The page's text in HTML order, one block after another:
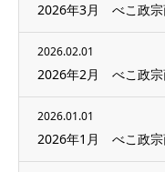
2026年3月 べこ政宗
2026.02.01
2026年2月 べこ政宗
2026.01.01
2026年1月 べこ政宗